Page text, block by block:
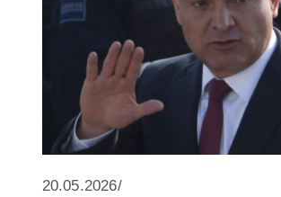
20.05.2026/